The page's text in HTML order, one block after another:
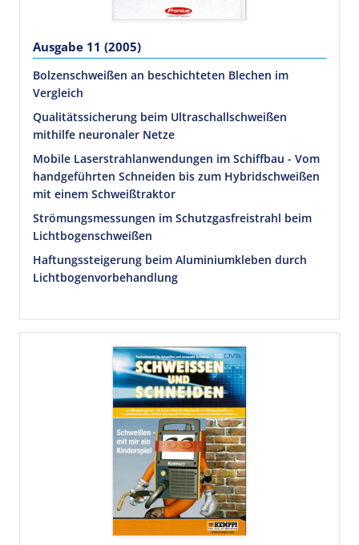
Ausgabe 11 (2005)
Bolzenschweißen an beschichteten Blechen im
Vergleich
Qualitätssicherung beim Ultraschallschweißen
mithilfe neuronaler Netze
Mobile Laserstrahlanwendungen im Schiffbau - Vom
handgeführten Schneiden bis zum Hybridschweißen
mit einem Schweißtraktor
Strömungsmessungen im Schutzgasfreistrahl beim
Lichtbogenschweißen
Haftungssteigerung beim Aluminiumkleben durch
Lichtbogenvorbehandlung